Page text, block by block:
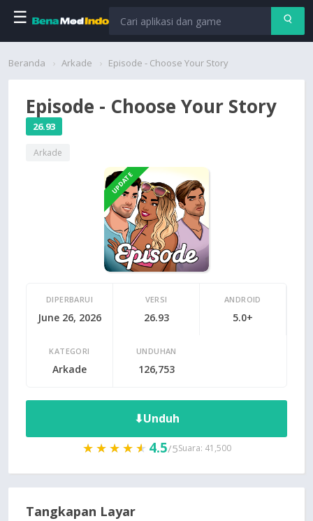
☰
Beranda
Permainan
Beranda Arkade Episode - Choose Your Story
Episode - Choose Your Story
26.93
Arkade
UPDATE
DIPERBARUI
June 26, 2026
VERSI
26.93
ANDROID
5.0+
KATEGORI
Arkade
UNDUHAN
126,753
⬇Unduh
★★★★★
★★★★★ 4.5/5Suara: 41,500
Tangkapan Layar